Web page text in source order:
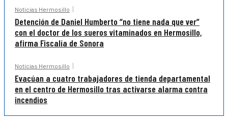
Noticias Hermosillo
Detención de Daniel Humberto “no tiene nada que ver”
con el doctor de los sueros vitaminados en Hermosillo,
afirma Fiscalía de Sonora
Noticias Hermosillo
Evacúan a cuatro trabajadores de tienda departamental
en el centro de Hermosillo tras activarse alarma contra
incendios